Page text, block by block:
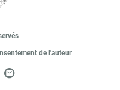
de l'auteur